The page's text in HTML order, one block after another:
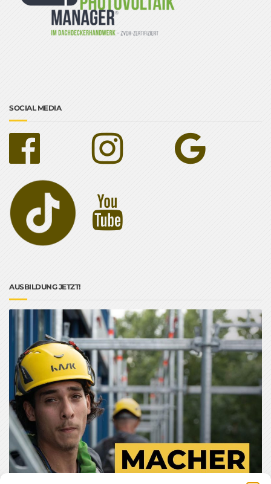
SOCIAL MEDIA
AUSBILDUNG JETZT!